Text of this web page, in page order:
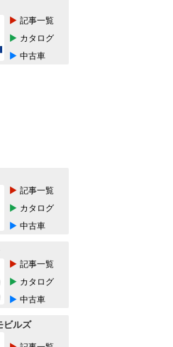
記事一覧
カタログ
中古車
記事一覧
カタログ
中古車
記事一覧
カタログ
中古車
ビルズ